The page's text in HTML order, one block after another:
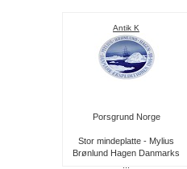
Antik K
Porsgrund Norge
Stor mindeplatte - Mylius
Brønlund Hagen Danmarks